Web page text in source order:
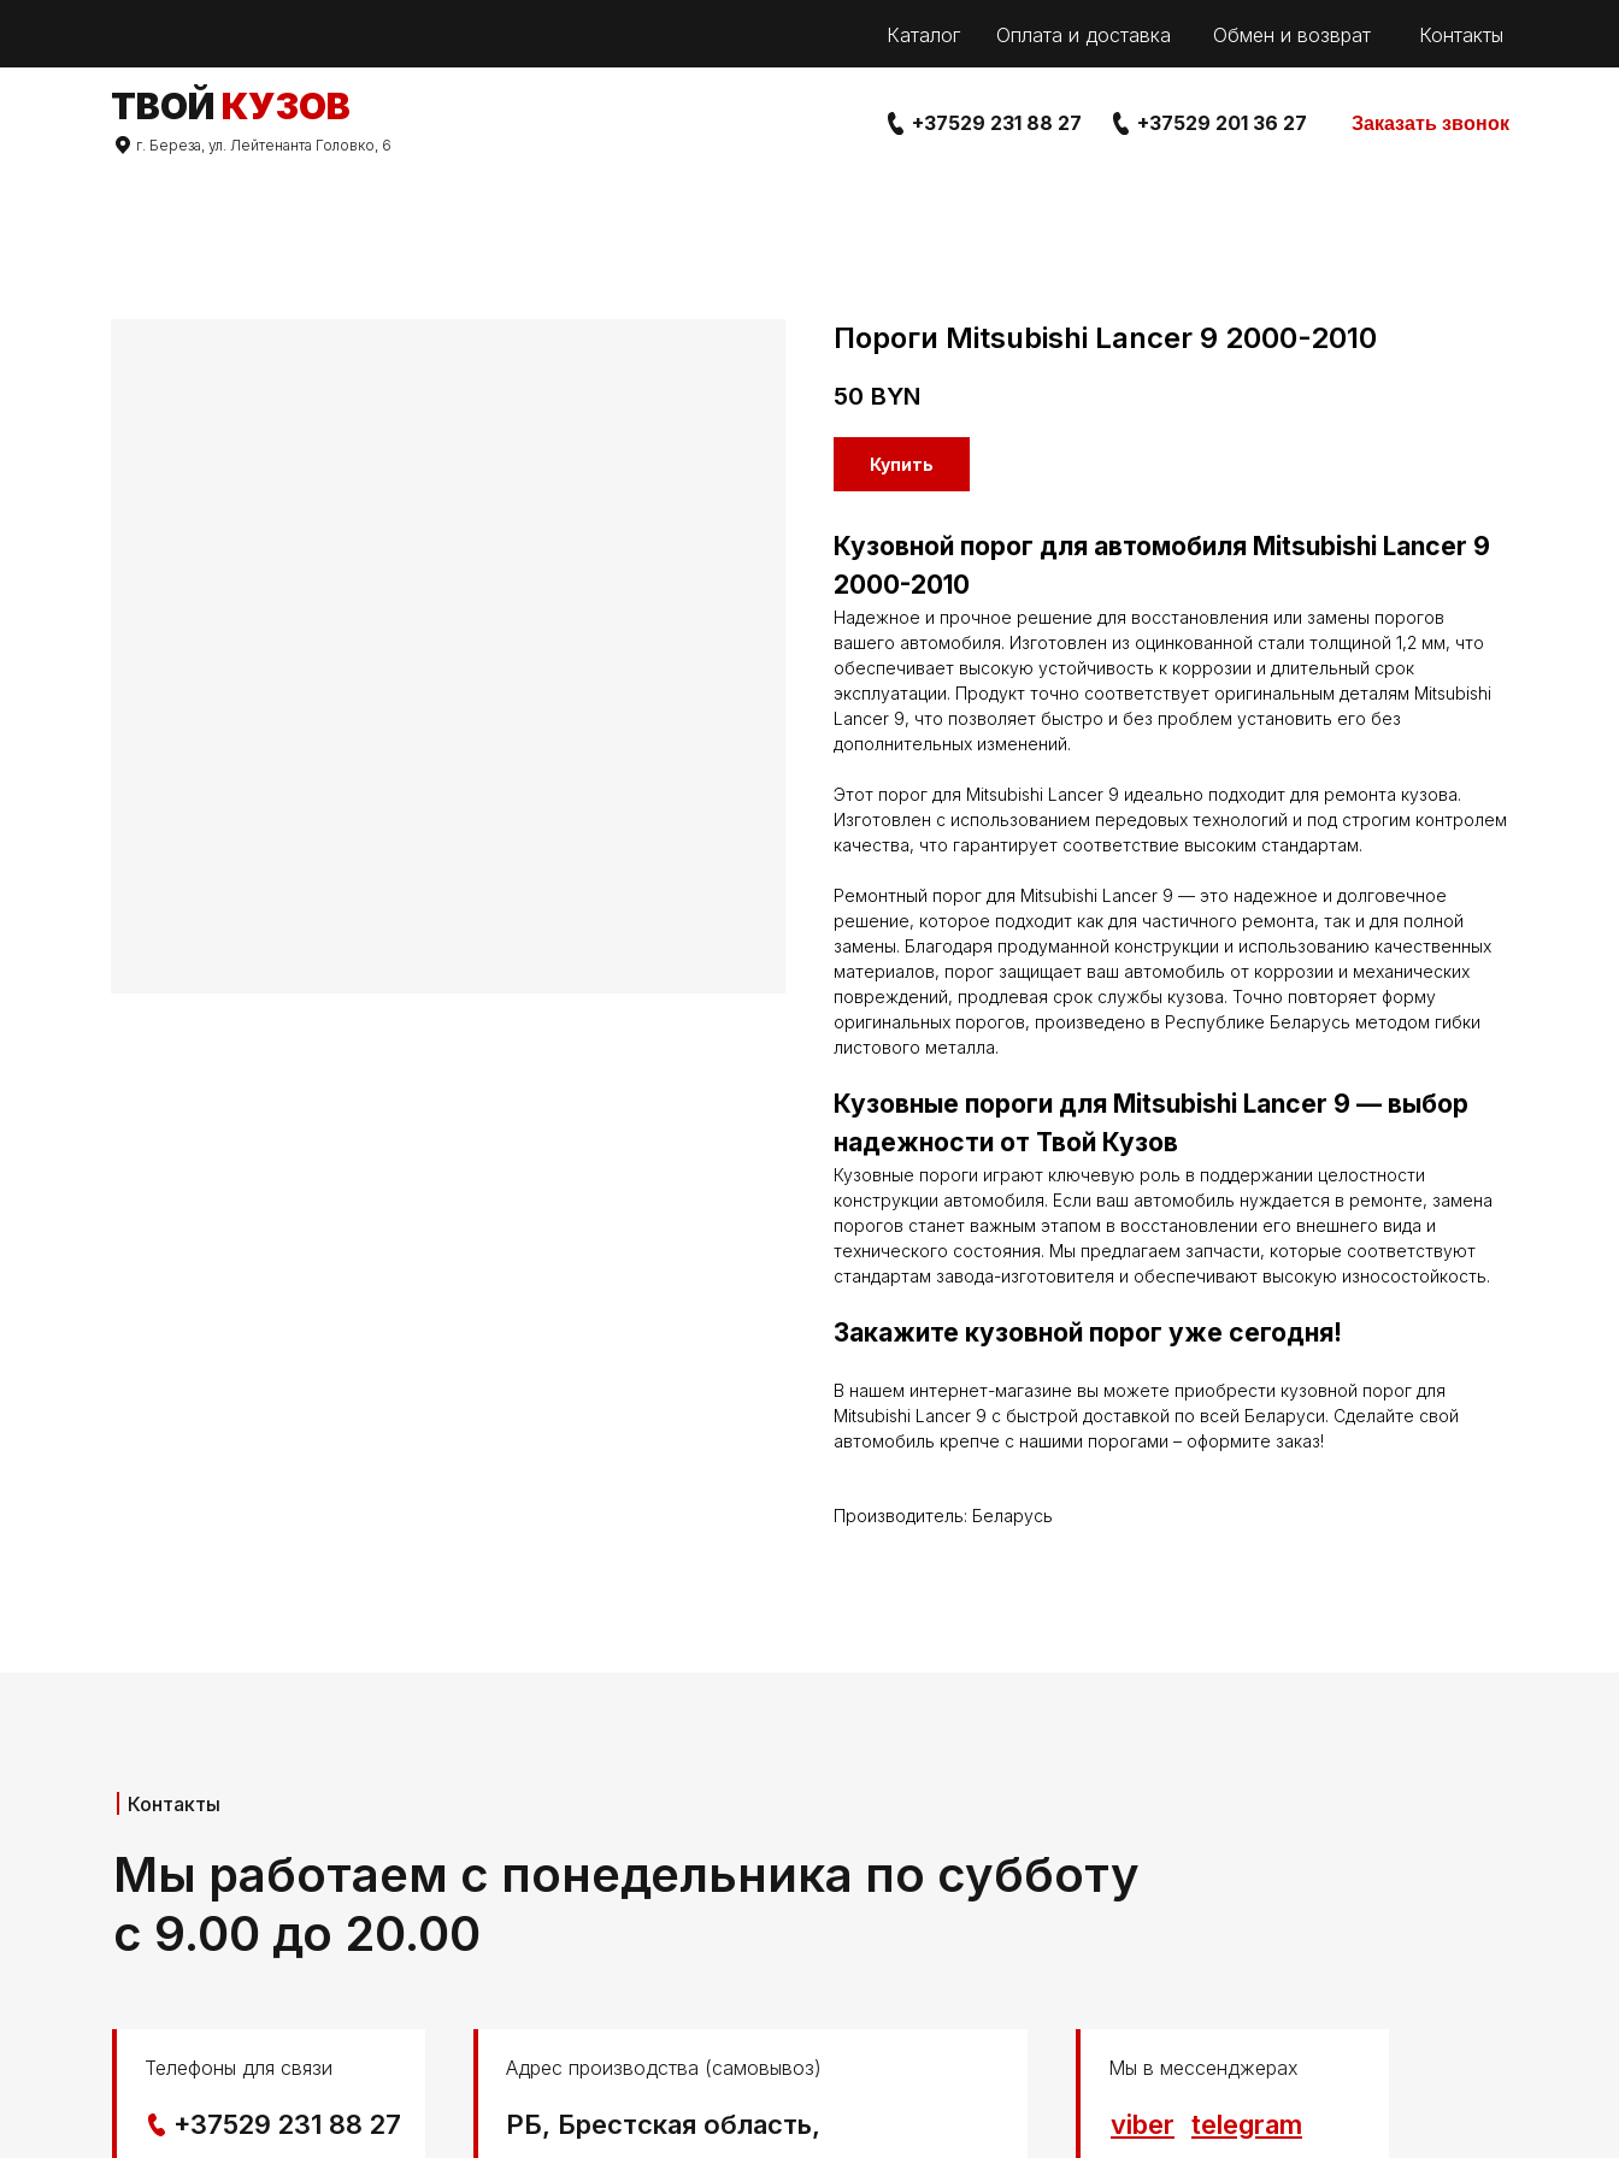
+37529 231 88 27 +37529 201 36 27
Каталог Оплата и доставка Обмен и возврат Контакты
TВОЙ КУЗОВ
г. Береза, ул. Лейтенанта Головко, 6
Заказать звонок
Пороги Mitsubishi Lancer 9 2000-2010
50 BYN
Купить
Кузовной порог для автомобиля Mitsubishi Lancer 9
2000-2010
Надежное и прочное решение для восстановления или замены порогов
вашего автомобиля. Изготовлен из оцинкованной стали толщиной 1,2 мм, что
обеспечивает высокую устойчивость к коррозии и длительный срок
эксплуатации. Продукт точно соответствует оригинальным деталям Mitsubishi
Lancer 9, что позволяет быстро и без проблем установить его без
дополнительных изменений.
Этот порог для Mitsubishi Lancer 9 идеально подходит для ремонта кузова.
Изготовлен с использованием передовых технологий и под строгим контролем
качества, что гарантирует соответствие высоким стандартам.
Ремонтный порог для Mitsubishi Lancer 9 — это надежное и долговечное
решение, которое подходит как для частичного ремонта, так и для полной
замены. Благодаря продуманной конструкции и использованию качественных
материалов, порог защищает ваш автомобиль от коррозии и механических
повреждений, продлевая срок службы кузова. Точно повторяет форму
оригинальных порогов, произведено в Республике Беларусь методом гибки
листового металла.
Кузовные пороги для Mitsubishi Lancer 9 — выбор
надежности от Твой Кузов
Кузовные пороги играют ключевую роль в поддержании целостности
конструкции автомобиля. Если ваш автомобиль нуждается в ремонте, замена
порогов станет важным этапом в восстановлении его внешнего вида и
технического состояния. Мы предлагаем запчасти, которые соответствуют
стандартам завода-изготовителя и обеспечивают высокую износостойкость.
Закажите кузовной порог уже сегодня!
В нашем интернет-магазине вы можете приобрести кузовной порог для
Mitsubishi Lancer 9 с быстрой доставкой по всей Беларуси. Сделайте свой
автомобиль крепче с нашими порогами – оформите заказ!
Производитель: Беларусь
Контакты
Телефоны для связи
+37529 231 88 27
Мы в мессенджерах
Адрес производства (самовывоз)
РБ, Брестская область,
viber telegram
Мы работаем с понедельника по субботу
с 9.00 до 20.00